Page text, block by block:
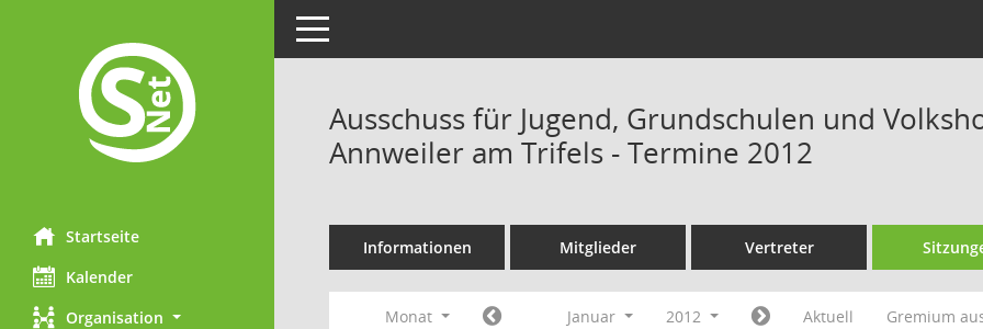
Startseite
Kalender
Organisation
Toggle navigation
Ausschuss für Jugend, Grundschulen und
Annweiler am Trifels - Termine 2012
Informationen Mitglieder Vertreter
Monat Januar 2012 Aktuell Gremium